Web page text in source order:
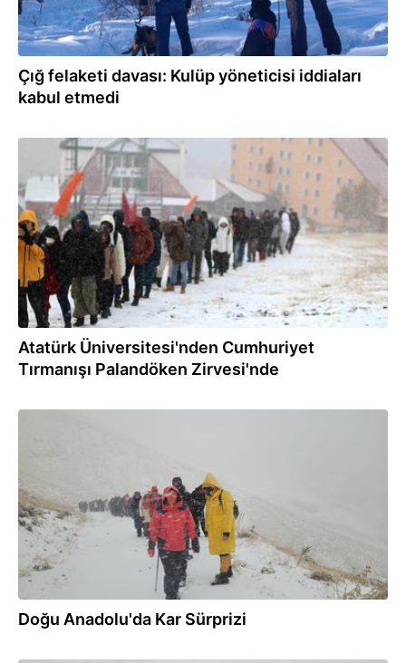
Çığ felaketi davası: Kulüp yöneticisi iddiaları
kabul etmedi
30.10.2025
Atatürk Üniversitesi'nden Cumhuriyet
Tırmanışı Palandöken Zirvesi'nde
Doğu Anadolu'da Kar Sürprizi